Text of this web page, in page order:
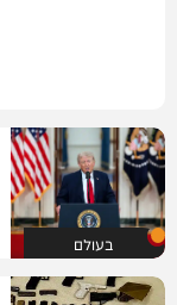
בעולם